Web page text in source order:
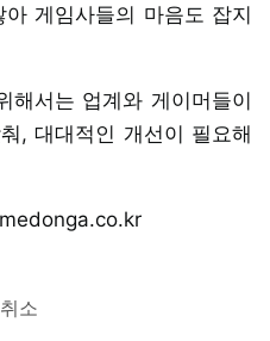
게임사들의 마음도 잡지
해서는 업계와 게이머들이
, 대대적인 개선이 필요해
소